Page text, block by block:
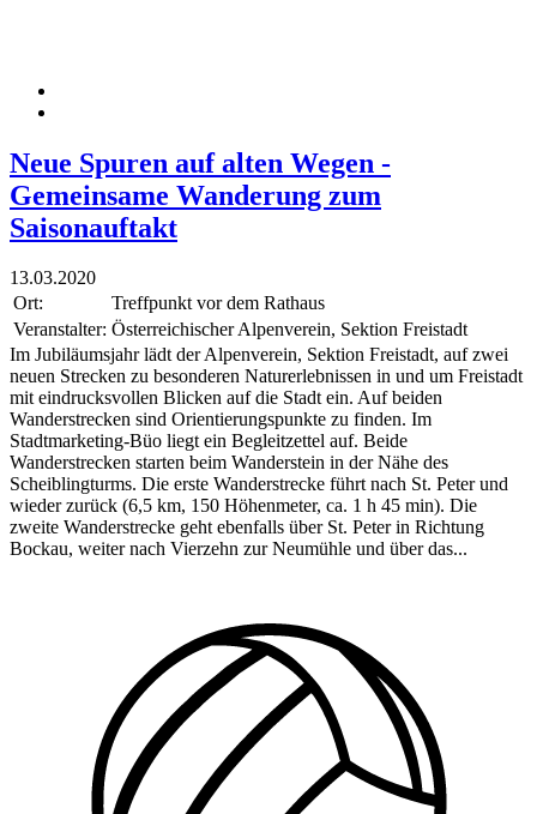
Neue Spuren auf alten Wegen -
Gemeinsame Wanderung zum
Saisonauftakt
13.03.2020
Ort:
Treffpunkt vor dem Rathaus
Veranstalter: Österreichischer Alpenverein, Sektion Freistadt
Im Jubiläumsjahr lädt der Alpenverein, Sektion Freistadt, auf zwei
neuen Strecken zu besonderen Naturerlebnissen in und um Freistadt
mit eindrucksvollen Blicken auf die Stadt ein. Auf beiden
Wanderstrecken sind Orientierungspunkte zu finden. Im
Stadtmarketing-Büo liegt ein Begleitzettel auf. Beide
Wanderstrecken starten beim Wanderstein in der Nähe des
Scheiblingturms. Die erste Wanderstrecke führt nach St. Peter und
wieder zurück (6,5 km, 150 Höhenmeter, ca. 1 h 45 min). Die
zweite Wanderstrecke geht ebenfalls über St. Peter in Richtung
Bockau, weiter nach Vierzehn zur Neumühle und über das...